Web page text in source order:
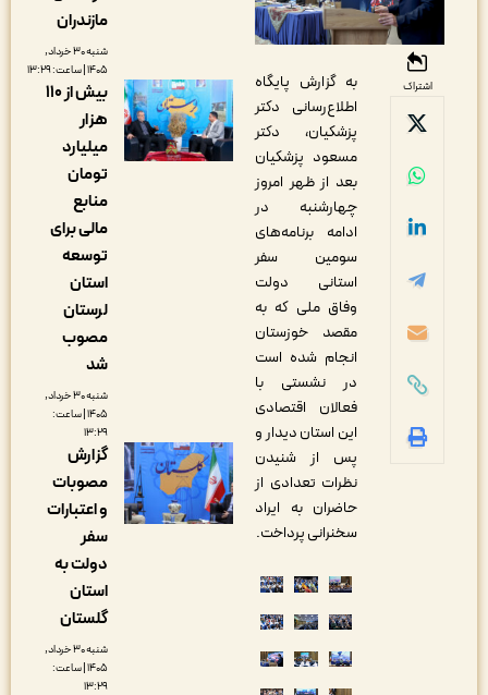
به گزارش پایگاه
اطلاع‌رسانی دکتر
پزشکیان، دکتر
مسعود پزشکیان
بعد از ظهر امروز
چهارشنبه در
ادامه برنامه‌های
سومین سفر
استانی دولت
وفاق ملی که به
مقصد خوزستان
انجام شده است
در نشستی با
فعالان اقتصادی
این استان دیدار و
پس از شنیدن
نظرات تعدادی از
حاضران به ایراد
سخنرانی پرداخت.
مازندران
شنبه ۳۰ خرداد,
بیش از ۱۱۰
هزار
میلیارد
مالی برای
شنبه ۳۰ خرداد,
۱۴۰۵ | ساعت:
گزارش
مصوبات
و اعتبارات
دولت به
گلستان
شنبه ۳۰ خرداد,
۱۴۰۵ | ساعت: